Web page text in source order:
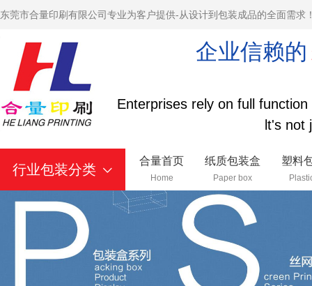
东莞市合量印刷有限公司专业为客户提供-从设计到包装成品的全面需求
企业信赖的
Enterprises rely on full
lt's not
行业包装分类
合量首页
Home
纸质包装盒
Paper box
塑料